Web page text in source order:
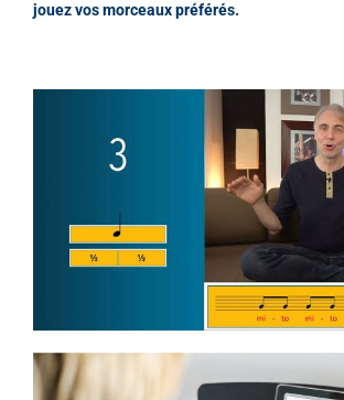
jouez vos morceaux préférés.